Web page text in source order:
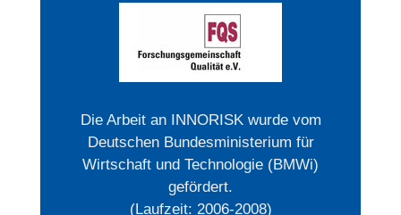
Die Arbeit an INNORISK wurde vom
Deutschen Bundesministerium für
Wirtschaft und Technologie (BMWi)
gefördert.
(Laufzeit: 2006-2008)